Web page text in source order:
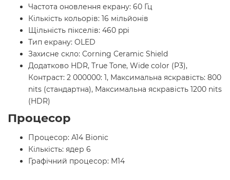
Частота оновлення екрану: 60 Гц
Кількість кольорів: 16 мільйонів
Щільність пікселів: 460 ppi
Тип екрану: OLED
Захисне скло: Corning Ceramic Shield
Додатково HDR, True Tone, Wide color (P3),
Контраст: 2 000000: 1, Максимальна яскравість: 800
nits (стандартна), Максимальна яскравість 1200 nits
(HDR)
Процесор
Процесор: A14 Bionic
Кількість: ядер 6
Графічний процесор: M14